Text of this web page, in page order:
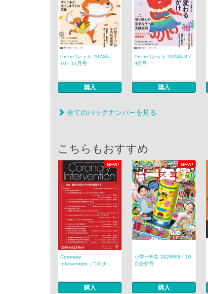
PriPriパレット 2024年
10・11月号
購入
PriPriパレット 2024年8・
9月号
購入
全てのバックナンバーを見る
こちらもおすすめ
NEW! NEW!
Coronary
Intervention（コロナ...
購入
小学一年生 2026年9・10
月合併号
購入